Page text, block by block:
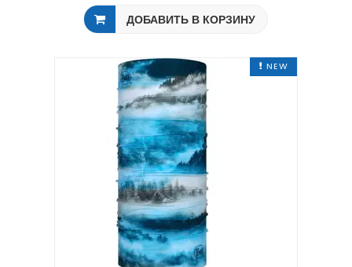
ДОБАВИТЬ В КОРЗИНУ
NEW